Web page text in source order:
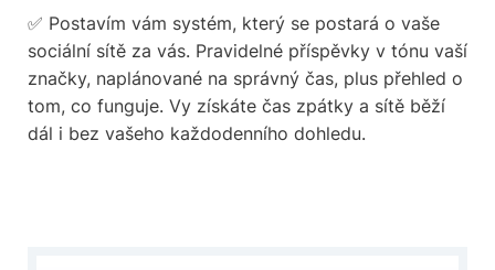
✅ Postavím vám systém, který se postará o vaše
sociální sítě za vás. Pravidelné příspěvky v tónu vaší
značky, naplánované na správný čas, plus přehled o
tom, co funguje. Vy získáte čas zpátky a sítě běží
dál i bez vašeho každodenního dohledu.